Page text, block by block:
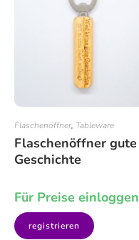
Flaschenöffner, Tableware
Flaschenöffner gute
Geschichte
Für Preise einloggen
registrieren